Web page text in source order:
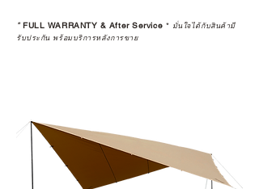
*FULL WARRANTY & After Service * มั่นใจได้กับสินค้ามี
รับประกัน พร้อมบริการหลังการขาย